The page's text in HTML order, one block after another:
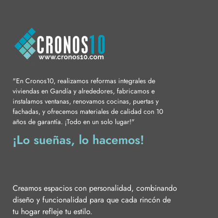
"En Cronos10, realizamos reformas integrales de
viviendas en Gandía y alrededores, fabricamos e
instalamos ventanas, renovamos cocinas, puertas y
fachadas, y ofrecemos materiales de calidad con 10
años de garantía. ¡Todo en un solo lugar!"
¡Lo sueñas, lo hacemos!
Creamos espacios con personalidad, combinando
diseño y funcionalidad para que cada rincón de
tu hogar refleje tu estilo.